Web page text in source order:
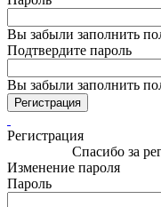
Вы забыли заполнить
Подтвердите пароль
Вы забыли заполнить
Регистрация
Регистрация
Спасибо за
Изменение пароля
Пароль